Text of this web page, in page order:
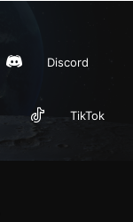
Discord
TikTok